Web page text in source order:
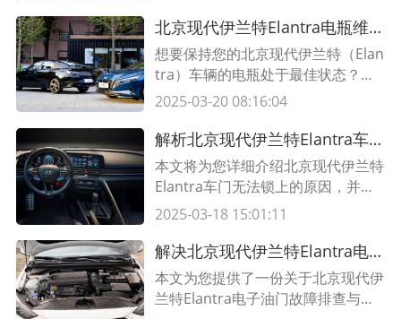
北京现代伊兰特Elantra电瓶维修必备知识大揭秘——了解您的车辆电瓶维护和故障排除
想要保持您的北京现代伊兰特（Elan
tra）车辆的电瓶处于最佳状态？本
文将揭示有关电瓶维护和故障排除的
法。
2025-03-20 08:16:04
解析北京现代伊兰特Elantra车门无法锁上的原因与修复方法
本文将为您详细介绍北京现代伊兰特
Elantra车门无法锁上的原因，并提
供相关的修复方法。了解更多信息，
2025-03-18 15:01:11
解决北京现代伊兰特Elantra电子油门故障的有效方法
本文为您提供了一份关于北京现代伊
兰特Elantra电子油门故障排查与修